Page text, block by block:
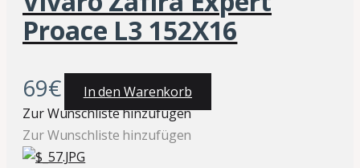
Proace L3 152X16
69€
In den Warenkorb
Zur Wunschliste hinzufügen
Zur Wunschliste hinzufügen